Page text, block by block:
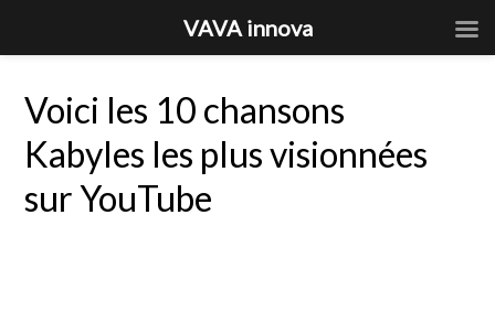
Voici les 10 chansons
Kabyles les plus visionnées
sur YouTube
VAVA innova